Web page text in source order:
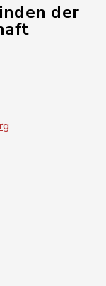
der